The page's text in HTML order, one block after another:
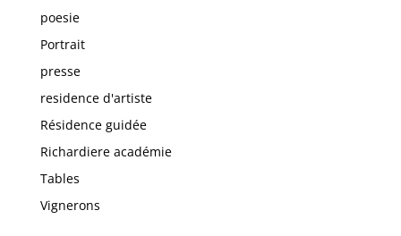
poesie
Portrait
presse
residence d'artiste
Résidence guidée
Richardiere académie
Tables
Vignerons